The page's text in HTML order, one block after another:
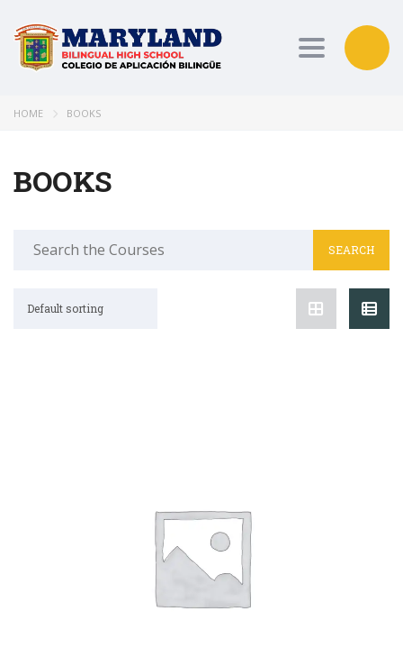
Toggle
HOME BOOKS
BOOKS
for:
Default sorting